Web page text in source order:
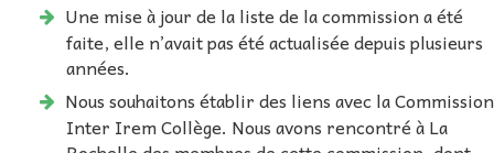
Une mise à jour de la liste de la commission a été
faite, elle n’avait pas été actualisée depuis plusieurs
années.
Nous souhaitons établir des liens avec la Commission
Inter Irem Collège. Nous avons rencontré à La